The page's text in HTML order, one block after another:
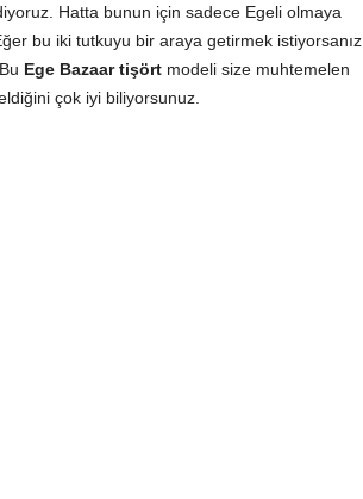
Hatta bunun için sadece Egeli olmaya
bu iki tutkuyu bir araya getirmek istiyorsanız
Ege Bazaar tişörtmodeli size muhtemelen
çok iyi biliyorsunuz.